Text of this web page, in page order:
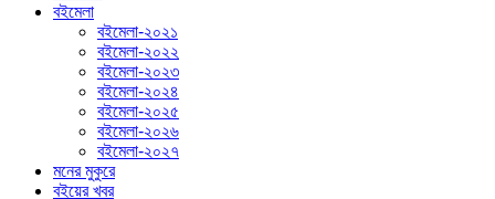
বইমেলা
বইমেলা-২০২১
বইমেলা-২০২২
বইমেলা-২০২৩
বইমেলা-২০২৪
বইমেলা-২০২৫
বইমেলা-২০২৬
বইমেলা-২০২৭
মনের মুকুরে
বইয়ের খবর